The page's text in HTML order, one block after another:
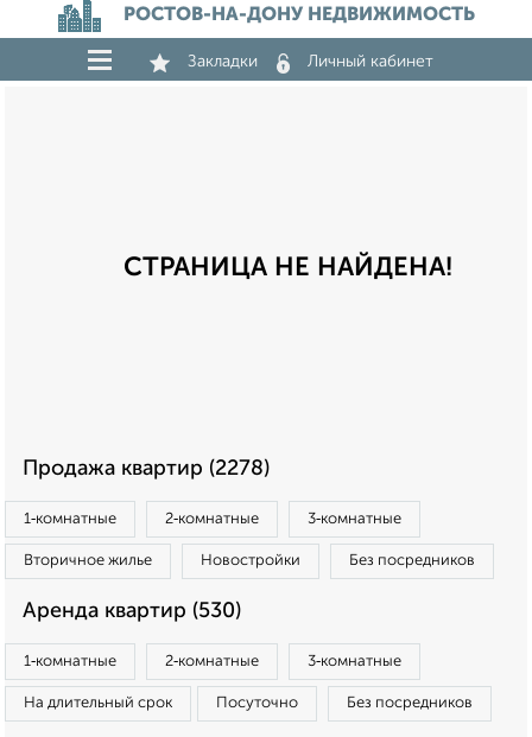
РОСТОВ-НА-ДОНУ НЕДВИЖИМОСТЬ
Закладки Личный кабинет
СТРАНИЦА НЕ НАЙДЕНА!
Продажа квартир (2278)
1‑комнатные 2‑комнатные 3‑комнатные
Вторичное жилье Новостройки Без посредников
Аренда квартир (530)
1‑комнатные 2‑комнатные 3‑комнатные
На длительный срок Посуточно Без посредников